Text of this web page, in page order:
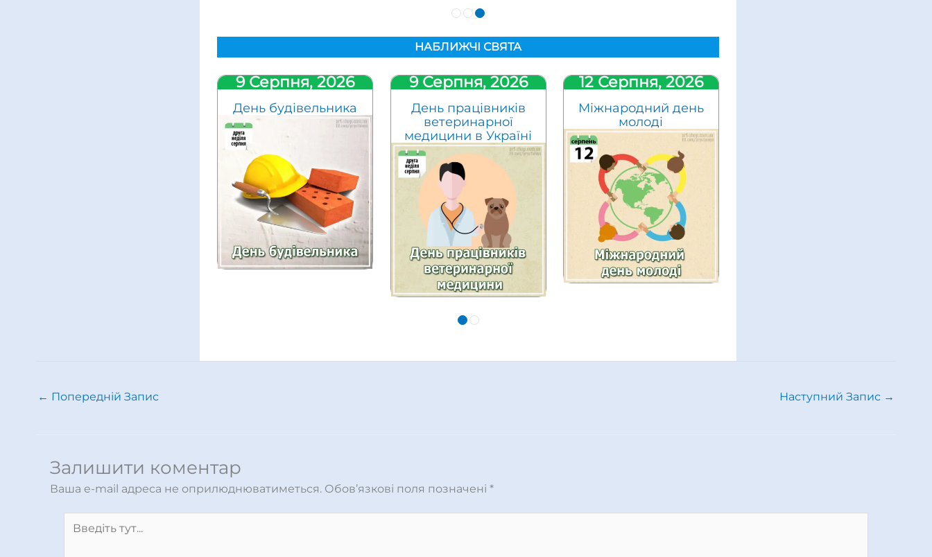
НАБЛИЖЧІ СВЯТА
9 Серпня, 2026
День будівельника
9 Серпня, 2026
День працівників
ветеринарної
медицини в Україні
12 Серпня, 2026
Міжнародний день
молоді
← Попередній Запис Наступний Запис →
Залишити коментар
Ваша e-mail адреса не оприлюднюватиметься. Обов’язкові поля позначені *
тут...